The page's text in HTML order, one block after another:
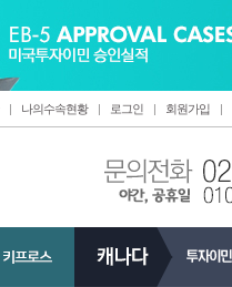
| 나의수속현황 | 로그인 | 회원가입 |